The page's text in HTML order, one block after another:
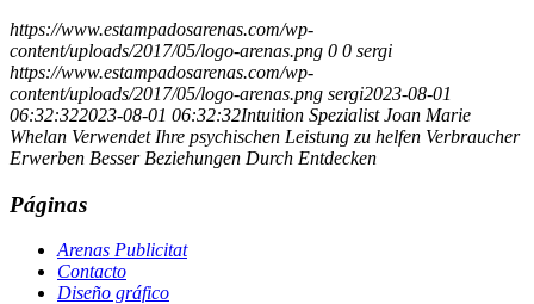
https://www.estampadosarenas.com/wp-
content/uploads/2017/05/logo-arenas.png 0 0 sergi
https://www.estampadosarenas.com/wp-
content/uploads/2017/05/logo-arenas.png sergi2023-08-01
06:32:322023-08-01 06:32:32Intuition Spezialist Joan Marie
Whelan Verwendet Ihre psychischen Leistung zu helfen Verbraucher
Erwerben Besser Beziehungen Durch Entdecken
Páginas
Arenas Publicitat
Contacto
Diseño gráfico